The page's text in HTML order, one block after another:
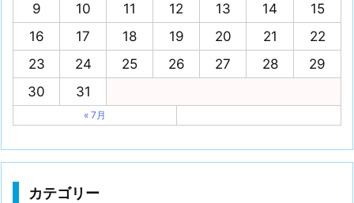
9
10 11 12 13 14
15
16
17 18 19 20 21
22
23
24 25 26 27 28
29
30
31
« 7月
カテゴリー